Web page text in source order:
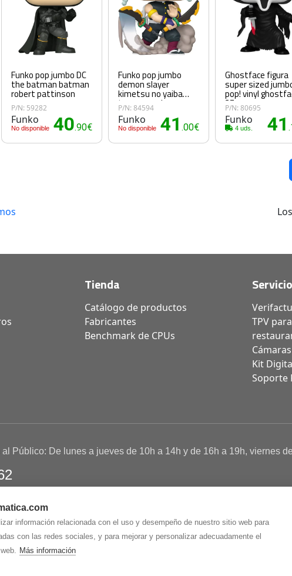
información relacionada con el uso y desempeño de nuestro sitio web para
con las redes sociales, y para mejorar y personalizar adecuadamente el
Más información
Funko pop jumbo DC
the batman batman
robert pattinson
P/N: 59282
Funko
No disponible 40.90€
Funko pop jumbo
demon slayer
kimetsu no yaiba
tengen uzui
P/N: 84594
Funko
No disponible 41.00€
Ghostface figura
super sized
pop! vinyl
25 cm
P/N: 80695
Funko
4 uds. 41
Tienda
Catálogo de productos
Fabricantes
Benchmark de CPUs
Verifactu
TPV
Kit
Soporte
al Público: De lunes a jueves de 10h a 14h y de 16h a 19h, viernes
S.L.C/ Soria, 2 - El Burgo de Osma (Soria)